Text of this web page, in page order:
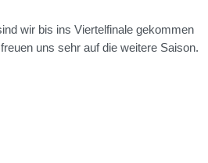
wir bis ins Viertelfinale gekommen
uns sehr auf die weitere Saison.